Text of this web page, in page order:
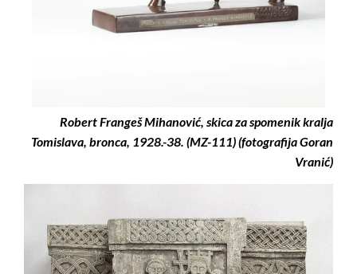
Robert Frangeš Mihanović, skica za spomenik kralja
Tomislava, bronca, 1928.-38. (MZ-111) (fotografija Goran
Vranić)